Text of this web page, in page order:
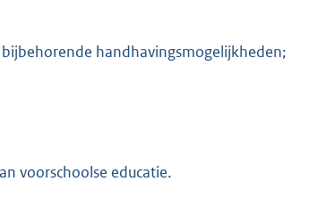
handhavingsmogelijkheden;
voorschoolse educatie.